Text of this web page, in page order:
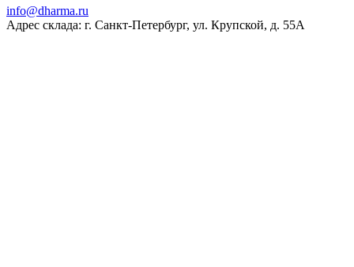
ur.amrahd@ofni
Адрес склада: г. Санкт-Петербург, ул. Крупской, д. 55А